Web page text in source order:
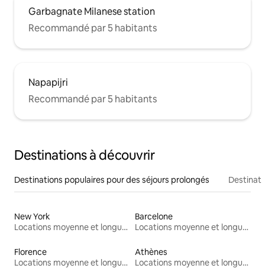
Garbagnate Milanese station
Recommandé par 5 habitants
Napapijri
Recommandé par 5 habitants
Destinations à découvrir
Destinations populaires pour des séjours prolongés
New York
Locations moyenne et longue durée
Barcelone
Locations moyenne et longue durée
Florence
Locations moyenne et longue durée
Athènes
Locations moyenne et longue durée